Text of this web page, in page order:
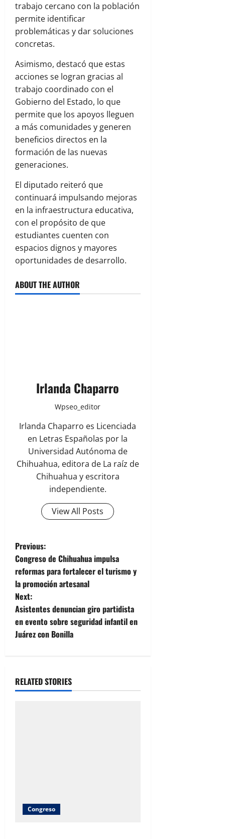
trabajo cercano con la población
permite identificar
problemáticas y dar soluciones
concretas.
Asimismo, destacó que estas
acciones se logran gracias al
trabajo coordinado con el
Gobierno del Estado, lo que
permite que los apoyos lleguen
a más comunidades y generen
beneficios directos en la
formación de las nuevas
generaciones.
El diputado reiteró que
continuará impulsando mejoras
en la infraestructura educativa,
con el propósito de que
estudiantes cuenten con
espacios dignos y mayores
oportunidades de desarrollo.
ABOUT THE AUTHOR
Irlanda Chaparro
Wpseo_editor
Irlanda Chaparro es Licenciada
en Letras Españolas por la
Universidad Autónoma de
Chihuahua, editora de La raíz de
Chihuahua y escritora
independiente.
View All Posts
P
o
s
t
n
v
i
Previous:
Congreso de Chihuahua impulsa
reformas para fortalecer el turismo y
la promoción artesanal
Next:
Asistentes denuncian giro partidista
en evento sobre seguridad infantil en
Juárez con Bonilla
RELATED STORIES
Congreso